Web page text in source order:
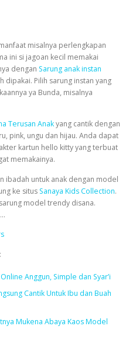
misalnya perlengkapan
ini si jagoan kecil memakai
dengan Sarung anak instan
dipakai. Pilih sarung instan yang
ya Bunda, misalnya
Terusan Anakyang cantik dengan
pink, ungu dan hijau. Anda dapat
kartun hello kitty yang terbuat
memakainya.
ibadah untuk anak dengan model
ke situs Sanaya Kids Collection.
model trendy disana.
Anggun, Simple dan Syar’i
Cantik Untuk Ibu dan Buah
Mukena Abaya Kaos Model